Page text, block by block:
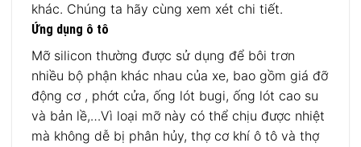
khác. Chúng ta hãy cùng xem xét chi tiết.
Ứng dụng ô tô
Mỡ silicon thường được sử dụng để bôi trơn
nhiều bộ phận khác nhau của xe, bao gồm giá đỡ
động cơ , phớt cửa, ống lót bugi, ống lót cao su
và bản lề,…Vì loại mỡ này có thể chịu được nhiệt
mà không dễ bị phân hủy, thợ cơ khí ô tô và thợ